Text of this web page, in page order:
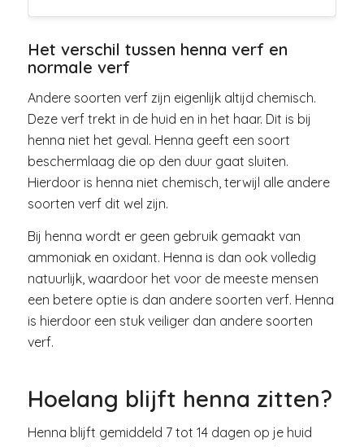
Het verschil tussen henna verf en
normale verf
Andere soorten verf zijn eigenlijk altijd chemisch.
Deze verf trekt in de huid en in het haar. Dit is bij
henna niet het geval. Henna geeft een soort
beschermlaag die op den duur gaat sluiten.
Hierdoor is henna niet chemisch, terwijl alle andere
soorten verf dit wel zijn.
Bij henna wordt er geen gebruik gemaakt van
ammoniak en oxidant. Henna is dan ook volledig
natuurlijk, waardoor het voor de meeste mensen
een betere optie is dan andere soorten verf. Henna
is hierdoor een stuk veiliger dan andere soorten
verf.
Hoelang blijft henna zitten?
Henna blijft gemiddeld 7 tot 14 dagen op je huid